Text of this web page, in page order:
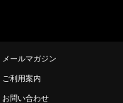
メールマガジン
ご利用案内
お問い合わせ